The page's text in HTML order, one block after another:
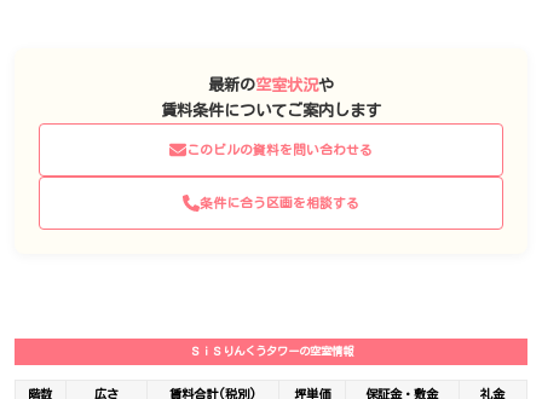
最新の空室状況や
賃料条件についてご案内します
このビルの資料を問い合わせる
条件に合う区画を相談する
ＳｉＳりんくうタワーの空室情報
階数 広さ 賃料合計(税別) 坪単価 保証金・敷金 礼金